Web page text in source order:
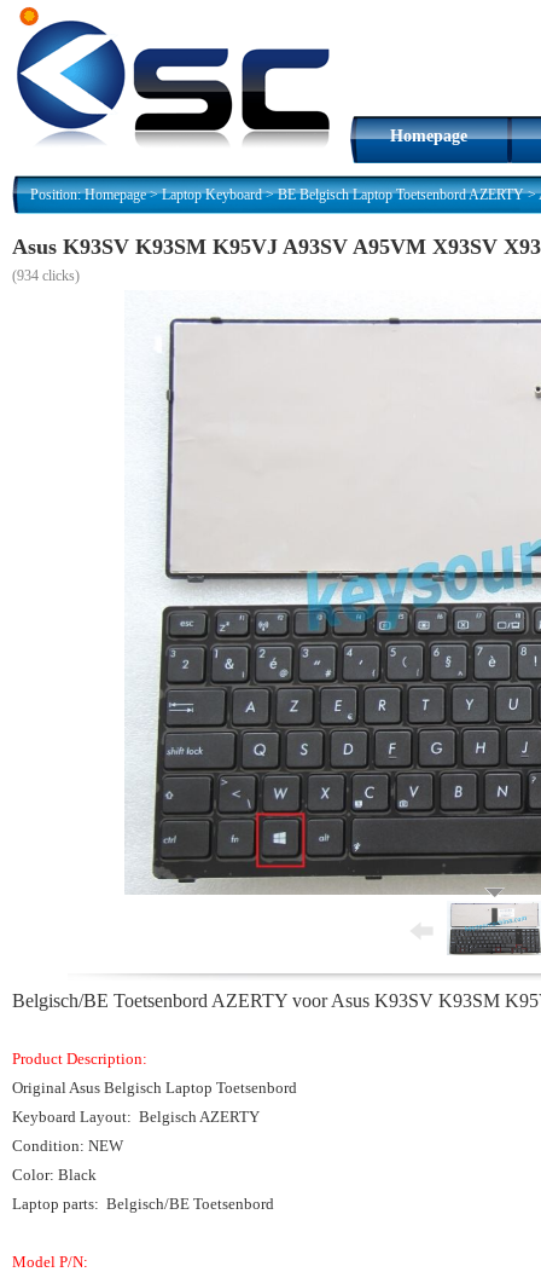
Homepage
Position:Homepage>Laptop Keyboard>BE Belgisch Laptop Toetsenbord AZERTY>
Asus K93SV K93SM K95VJ A93SV A95VM X93SV
(934 clicks)
Belgisch/BE Toetsenbord AZERTY voor Asus K93SV K93SM
Product Description:
Original Asus Belgisch Laptop Toetsenbord
Keyboard Layout: Belgisch AZERTY
Condition: NEW
Color: Black
Laptop parts: Belgisch/BE Toetsenbord
Model P/N: